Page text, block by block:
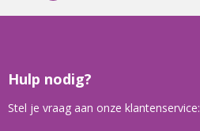
Hulp nodig?
Stel je vraag aan onze klantenservice: